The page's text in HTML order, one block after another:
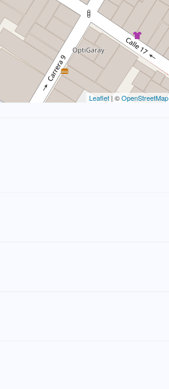
Leaflet | ©OpenStreetMap